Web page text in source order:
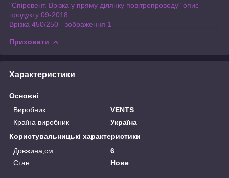
"Спіровент. Врізка у пряму ділянку повітропроводу" опис
продукту 09-2018
Врізка 450/250 - зображення 1
Приховати
Характеристики
Основні
Виробник
VENTS
Країна виробник
Україна
Користувальницькі характеристики
Довжина,см
6
Стан
Нове